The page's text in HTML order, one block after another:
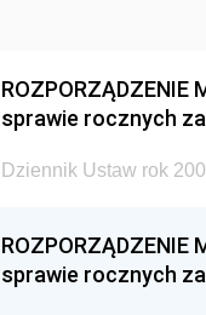
ROZPORZĄDZENIE
sprawie rocznych
Dziennik Ustaw rok
ROZPORZĄDZENIE
sprawie rocznych